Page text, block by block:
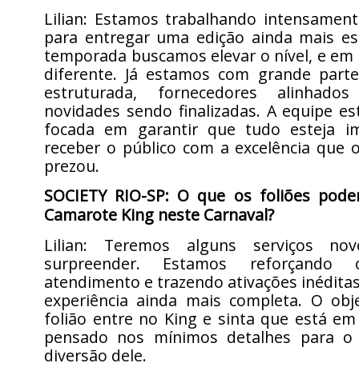
Lilian: Estamos trabalhando
para entregar uma edição ainda mais
temporada buscamos elevar o nível, e em
diferente. Já estamos com grande
estruturada, fornecedores
novidades sendo finalizadas. A equipe
focada em garantir que tudo esteja
receber o público com a excelência que
prezou.
SOCIETY RIO-SP: O que os foliões
Camarote King neste Carnaval?
Lilian: Teremos alguns serviços
surpreender. Estamos
atendimento e trazendo ativações
experiência ainda mais completa. O
folião entre no King e sinta que está
pensado nos mínimos detalhes para
diversão dele.